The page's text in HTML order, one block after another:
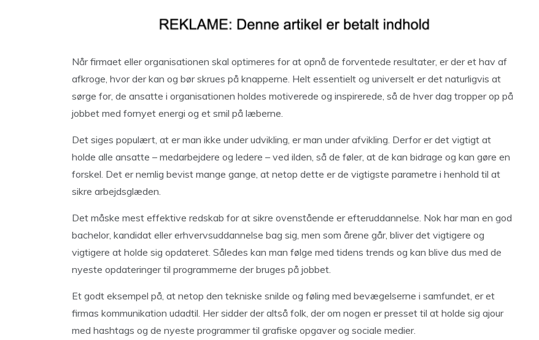
Når firmaet eller organisationen skal optimeres for at opnå de forventede resultater, er der et hav af
afkroge, hvor der kan og bør skrues på knapperne. Helt essentielt og universelt er det naturligvis at
sørge for, de ansatte i organisationen holdes motiverede og inspirerede, så de hver dag tropper op på
jobbet med fornyet energi og et smil på læberne.
Det siges populært, at er man ikke under udvikling, er man under afvikling. Derfor er det vigtigt at
holde alle ansatte – medarbejdere og ledere – ved ilden, så de føler, at de kan bidrage og kan gøre en
forskel. Det er nemlig bevist mange gange, at netop dette er de vigtigste parametre i henhold til at
sikre arbejdsglæden.
Det måske mest effektive redskab for at sikre ovenstående er efteruddannelse. Nok har man en god
bachelor, kandidat eller erhvervsuddannelse bag sig, men som årene går, bliver det vigtigere og
vigtigere at holde sig opdateret. Således kan man følge med tidens trends og kan blive dus med de
nyeste opdateringer til programmerne der bruges på jobbet.
Et godt eksempel på, at netop den tekniske snilde og føling med bevægelserne i samfundet, er et
firmas kommunikation udadtil. Her sidder der altså folk, der om nogen er presset til at holde sig ajour
med hashtags og de nyeste programmer til grafiske opgaver og sociale medier.